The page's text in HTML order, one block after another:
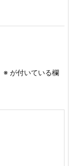
※ が付いている欄